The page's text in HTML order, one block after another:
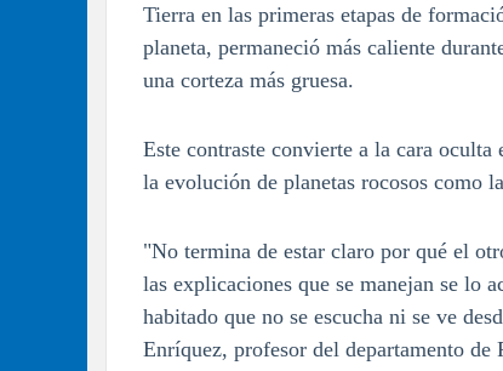
Tierra en las primeras etapas de
planeta, permaneció más caliente
una corteza más gruesa.
Este contraste convierte a la cara
la evolución de planetas rocosos como
"No termina de estar claro por qué el
las explicaciones que se manejan se lo
habitado que no se escucha ni se ve
Enríquez, profesor del departamento